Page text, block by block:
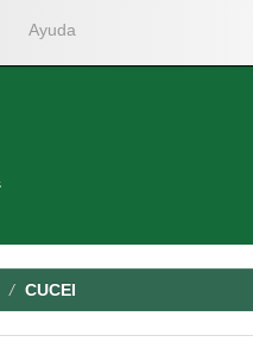
Ayuda
CUCEI